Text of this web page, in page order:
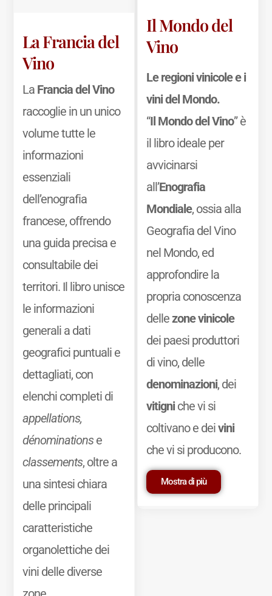
La Francia del
Vino
La Francia del Vino
raccoglie in un unico
volume tutte le
informazioni
essenziali
dell’enografia
francese, offrendo
una guida precisa e
consultabile dei
territori. Il libro unisce
le informazioni
generali a dati
geografici puntuali e
dettagliati, con
elenchi completi di
appellations,
dénominationse
classements, oltre a
una sintesi chiara
delle principali
caratteristiche
organolettiche dei
vini delle diverse
Il Mondo del
Vino
Le regioni vinicole e i
vini del Mondo.
“Il Mondo del Vino” è
il libro ideale per
avvicinarsi
all’Enografia
Mondiale, ossia alla
Geografia del Vino
nel Mondo, ed
approfondire la
propria conoscenza
dellezone vinicole
dei paesi produttori
di vino, delle
denominazioni, dei
vitigniche vi si
coltivano e deivini
che vi si producono.
Mostra di più